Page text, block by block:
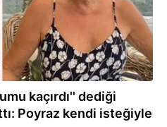
kaçırdı'' dediği
Poyraz kendi isteğiyle